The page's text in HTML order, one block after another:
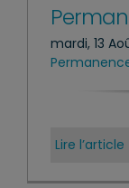
mardi, 13
Lire l’article